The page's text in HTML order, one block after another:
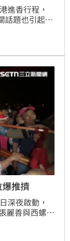
進香行程，
話題也引起熱
享親身體
推擠
深夜啟動，
麗善與西螺鎮